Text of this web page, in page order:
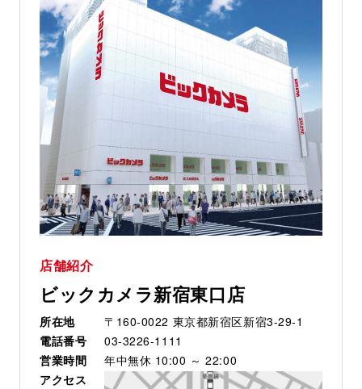
店舗紹介
ビックカメラ新宿東口店
所在地
〒160-0022 東京都新宿区新宿3-29-1
電話番号
03-3226-1111
営業時間
年中無休 10:00 ～ 22:00
アクセス